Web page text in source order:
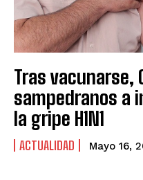
Tras vacunarse,
sampedranos a
la gripe H1N1
ACTUALIDAD Mayo 16,